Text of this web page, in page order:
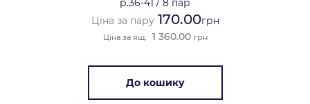
р.36-41 / 8 пар
Ціна за пару170.00грн
Ціна за ящ. 1 360.00 грн
До кошику